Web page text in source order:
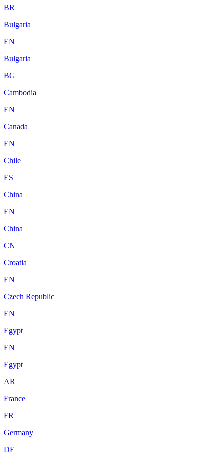
BR
Bulgaria
EN
Bulgaria
BG
Cambodia
EN
Canada
EN
Chile
ES
China
EN
China
CN
Croatia
EN
Czech Republic
EN
Egypt
EN
Egypt
AR
France
FR
Germany
DE